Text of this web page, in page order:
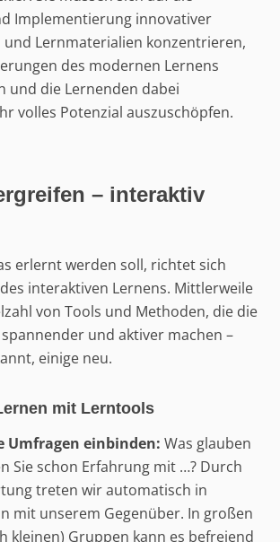
Implementierung innovativer
Lernmaterialien konzentrieren,
des modernen Lernens
und die Lernenden dabei
volles Potenzial auszuschöpfen.
– interaktiv
erlernt werden soll, richtet sich
interaktiven Lernens. Mittlerweile
von Tools und Methoden, die die
und aktiver machen –
einige neu.
mit Lerntools
Umfragen einbinden: Was glauben
Sie schon Erfahrung mit …? Durch
treten wir automatisch in
mit unserem Gegenüber. In großen
kleinen) Gruppen kann es befreiend